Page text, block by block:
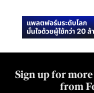
Sign up for
from